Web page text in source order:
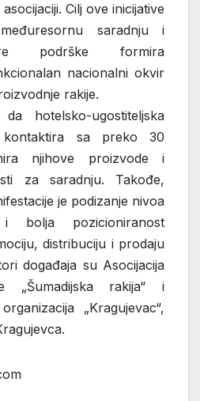
Cilj ove inicijative
saradnju i
podrške formira
nacionalni okvir
rakije.
hotelsko-ugostiteljska
kontaktira sa preko 30
njihove proizvode i
za saradnju. Takođe,
je podizanje nivoa
bolja pozicioniranost
distribuciju i prodaju
događaja su Asocijacija
„Šumadijska rakija“ i
„Kragujevac“,